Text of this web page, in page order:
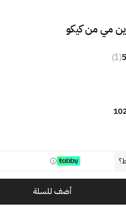
مي من كيكو
5
(1)
أضف للسلة